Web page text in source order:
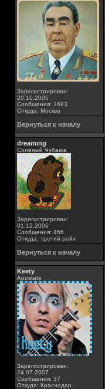
Зарегистрирован:
20.10.2005
Сообщения: 1693
Откуда: Москва
Вернуться к началу
dreaming
Солёный Чубакка
Зарегистрирован:
01.12.2006
Сообщения: 466
Откуда: третий рейх
Вернуться к началу
Keety
Apostate
Зарегистрирован:
24.07.2007
Сообщения: 37
Откуда: Краснодар